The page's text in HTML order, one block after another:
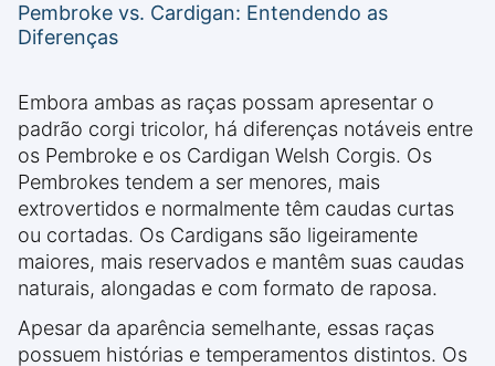
Pembroke vs. Cardigan: Entendendo as
Diferenças
Embora ambas as raças possam apresentar o
padrão corgi tricolor, há diferenças notáveis entre
os Pembroke e os Cardigan Welsh Corgis. Os
Pembrokes tendem a ser menores, mais
extrovertidos e normalmente têm caudas curtas
ou cortadas. Os Cardigans são ligeiramente
maiores, mais reservados e mantêm suas caudas
naturais, alongadas e com formato de raposa.
Apesar da aparência semelhante, essas raças
possuem histórias e temperamentos distintos. Os